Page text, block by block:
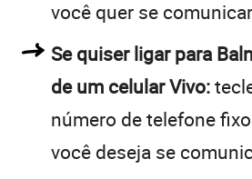
você quer se
Se quiser ligar para
de um celular Vivo:
número de telefone
você deseja se